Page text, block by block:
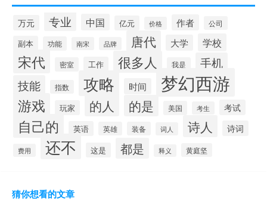
万元 专业 中国 亿元 价格 作者 公司
副本 功能 南宋 品牌 唐代 大学 学校
宋代 密室 工作 很多人 我是
手机
技能
指数 攻略 时间 梦幻西游
游戏 玩家 的人 的是 美国 考生 考试
自己的 英语 英雄 装备 词人 诗人 诗词
费用 还不 这是 都是 释义 黄庭坚
猜你想看的文章